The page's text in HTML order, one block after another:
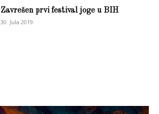
Zavrešen prvi festival joge u BIH
30. Jula 2019.